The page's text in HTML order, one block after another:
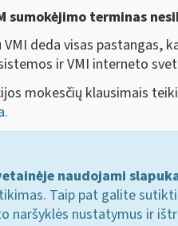
sumokėjimo terminas
VMI deda visas pastangas,
ir VMI interneto
mokesčių klausimais
naudojami
Taip pat galite
naršyklės nustatymus ir